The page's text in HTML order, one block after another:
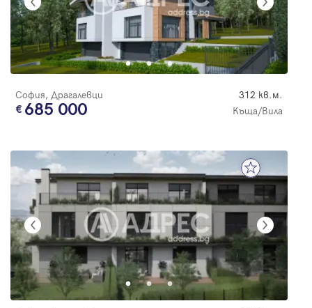
София, Драгалевци 312 кв.м.
685 000 Къща/Вила